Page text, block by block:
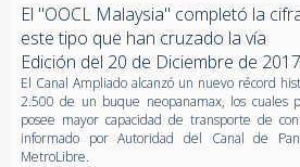
El "OOCL Malaysia" completó la
este tipo que han cruzado la vía
Edición del 20 de Diciembre de 2017
El Canal Ampliado alcanzó un nuevo récord
2.500 de un buque neopanamax, los cuales
posee mayor capacidad de transporte de
informado por Autoridad del Canal de
MetroLibre.